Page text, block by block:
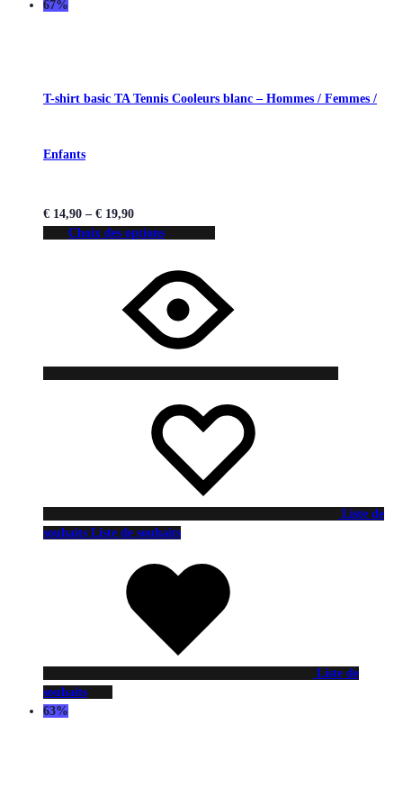
67%
T-shirt basic TA Tennis Cooleurs blanc – Hommes / Femmes /
Enfants
€ 14,90 – € 19,90
Choix des options
Liste de
souhaits Liste de souhaits
Liste de
souhaits
63%